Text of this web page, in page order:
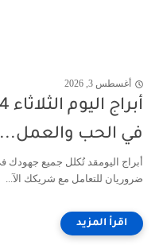
أغسطس 3, 2026
في الحب والعمل...
أبراج اليومقد تُكلل جميع جهودك
ضروريان للتعامل مع شريكك الآ...